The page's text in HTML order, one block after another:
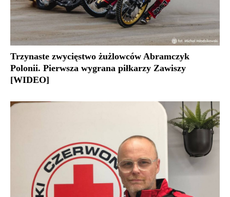
Trzynaste zwycięstwo żużlowców Abramczyk
Polonii. Pierwsza wygrana piłkarzy Zawiszy
[WIDEO]